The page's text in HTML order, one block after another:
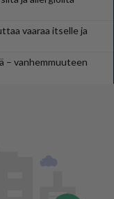
vaaraa itselle ja
– vanhemmuuteen